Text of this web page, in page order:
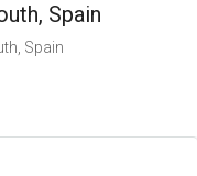
Spain
Spain